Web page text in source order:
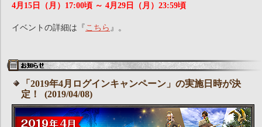
4月15日（月）17:00頃 ～ 4月29日（月）23:59頃
イベントの詳細は『 こちら 』。
「2019年4月ログインキャンペーン」の実施日時が決
定！ (2019/04/08)